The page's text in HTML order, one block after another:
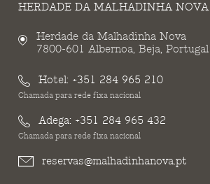
HERDADE DA MALHADINHA NOVA
Herdade da Malhadinha Nova
7800-601 Albernoa, Beja, Portugal
Hotel: +351 284 965 210
Chamada para rede fixa nacional
Adega: +351 284 965 432
Chamada para rede fixa nacional
reservas@malhadinhanova.pt